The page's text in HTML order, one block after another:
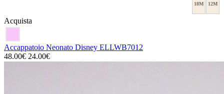
12M
18M
Acquista
Accappatoio Neonato Disney ELLWB7012
48.00€ 24.00€